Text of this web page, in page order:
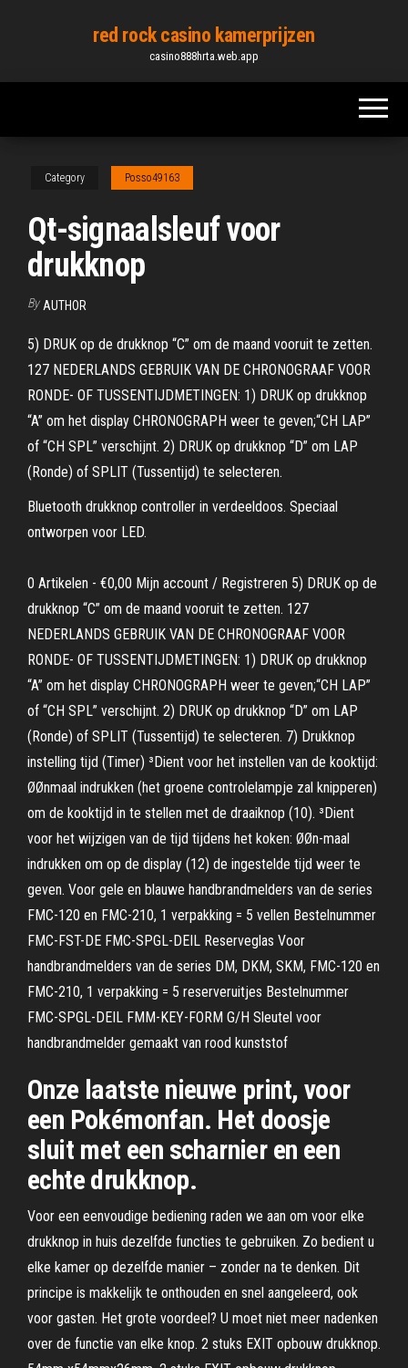
content
red rock casino kamerprijzen
casino888hrta.web.app
Category Posso49163
Qt-signaalsleuf voor
drukknop
By AUTHOR
5) DRUK op de drukknop “C” om de maand vooruit te zetten.
127 NEDERLANDS GEBRUIK VAN DE CHRONOGRAAF VOOR
RONDE- OF TUSSENTIJDMETINGEN: 1) DRUK op drukknop
“A” om het display CHRONOGRAPH weer te geven;“CH LAP”
of “CH SPL” verschijnt. 2) DRUK op drukknop “D” om LAP
(Ronde) of SPLIT (Tussentijd) te selecteren.
Bluetooth drukknop controller in verdeeldoos. Speciaal
ontworpen voor LED.
0 Artikelen - €0,00 Mijn account / Registreren 5) DRUK op de
drukknop “C” om de maand vooruit te zetten. 127
NEDERLANDS GEBRUIK VAN DE CHRONOGRAAF VOOR
RONDE- OF TUSSENTIJDMETINGEN: 1) DRUK op drukknop
“A” om het display CHRONOGRAPH weer te geven;“CH LAP”
of “CH SPL” verschijnt. 2) DRUK op drukknop “D” om LAP
(Ronde) of SPLIT (Tussentijd) te selecteren. 7) Drukknop
instelling tijd (Timer) ³Dient voor het instellen van de kooktijd:
ØØnmaal indrukken (het groene controlelampje zal knipperen)
om de kooktijd in te stellen met de draaiknop (10). ³Dient
voor het wijzigen van de tijd tijdens het koken: ØØn-maal
indrukken om op de display (12) de ingestelde tijd weer te
geven. Voor gele en blauwe handbrandmelders van de series
FMC-120 en FMC-210, 1 verpakking = 5 vellen Bestelnummer
FMC-FST-DE FMC-SPGL-DEIL Reserveglas Voor
handbrandmelders van de series DM, DKM, SKM, FMC-120 en
FMC-210, 1 verpakking = 5 reserveruitjes Bestelnummer
FMC-SPGL-DEIL FMM-KEY-FORM G/H Sleutel voor
handbrandmelder gemaakt van rood kunststof
Onze laatste nieuwe print, voor
een Pokémonfan. Het doosje
sluit met een scharnier en een
echte drukknop.
Voor een eenvoudige bediening raden we aan om voor elke
drukknop in huis dezelfde functies te gebruiken. Zo bedient u
elke kamer op dezelfde manier – zonder na te denken. Dit
principe is makkelijk te onthouden en snel aangeleerd, ook
voor gasten. Het grote voordeel? U moet niet meer nadenken
over de functie van elke knop. 2 stuks EXIT opbouw drukknop.